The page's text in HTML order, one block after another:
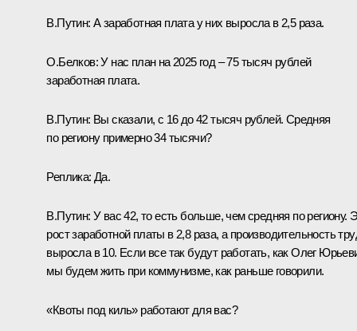
В.Путин: А заработная плата у них выросла в 2,5 раза.
О.Белков:У нас план на 2025 год – 75 тысяч рублей
заработная плата.
В.Путин: Вы сказали, с 16 до 42 тысяч рублей. Средняя
по региону примерно 34 тысячи?
Реплика: Да.
В.Путин: У вас 42, то есть больше, чем средняя по региону.
рост заработной платы в 2,8 раза, а производительность
выросла в 10. Если все так будут работать, как Олег
мы будем жить при коммунизме, как раньше говорили.
«Квоты под киль» работают для вас?